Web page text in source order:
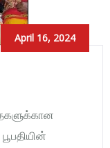
April 16, 2024